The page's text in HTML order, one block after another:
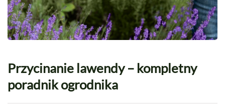
Przycinanie lawendy – kompletny
poradnik ogrodnika